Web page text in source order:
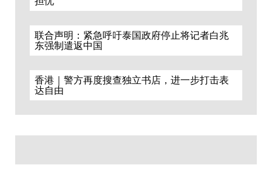
联合声明：紧急呼吁泰国政府停止将记者白兆
东强制遣返中国
香港｜警方再度搜查独立书店，进一步打击表
达自由